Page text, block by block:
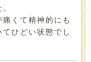
くて精神的にも
ひどい状態でし